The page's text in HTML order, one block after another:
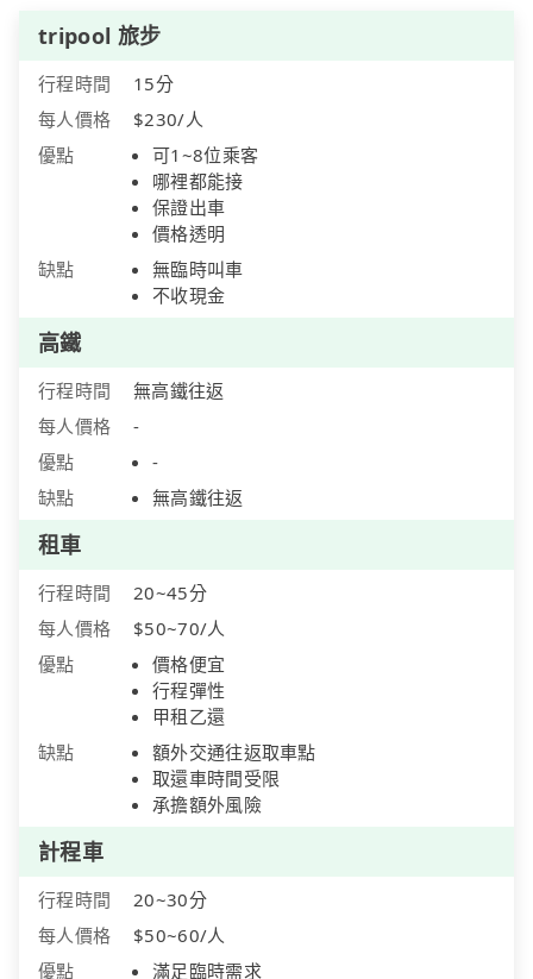
tripool 旅步
行程時間
15分
每人價格
$230/人
優點
可1~8位乘客
哪裡都能接
保證出車
價格透明
缺點
無臨時叫車
不收現金
高鐵
行程時間
無高鐵往返
每人價格
-
優點
-
缺點
無高鐵往返
租車
行程時間
20~45分
每人價格
$50~70/人
優點
價格便宜
行程彈性
甲租乙還
缺點
額外交通往返取車點
取還車時間受限
承擔額外風險
計程車
行程時間
20~30分
每人價格
$50~60/人
優點
滿足臨時需求